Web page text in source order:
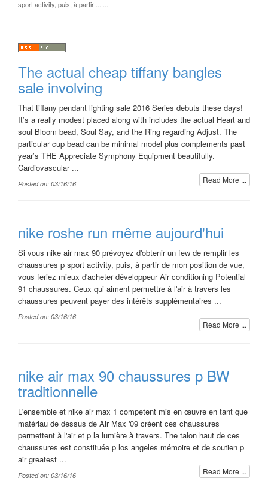
sport activity, puis, à partir ... ...
The actual cheap tiffany bangles
sale involving
That tiffany pendant lighting sale 2016 Series debuts these days!
It’s a really modest placed along with includes the actual Heart and
soul Bloom bead, Soul Say, and the Ring regarding Adjust. The
particular cup bead can be minimal model plus complements past
year’s THE Appreciate Symphony Equipment beautifully.
Cardiovascular ...
Read More ...
Posted on: 03/16/16
nike roshe run même aujourd'hui
Si vous nike air max 90 prévoyez d'obtenir un few de remplir les
chaussures p sport activity, puis, à partir de mon position de vue,
vous feriez mieux d'acheter développeur Air conditioning Potential
91 chaussures. Ceux qui aiment permettre à l'air à travers les
chaussures peuvent payer des intérêts supplémentaires ...
Read More ...
Posted on: 03/16/16
nike air max 90 chaussures p BW
traditionnelle
L'ensemble et nike air max 1 competent mis en œuvre en tant que
matériau de dessus de Air Max '09 créent ces chaussures
permettent à l'air et p la lumière à travers. The talon haut de ces
chaussures est constituée p los angeles mémoire et de soutien p
air greatest ...
Read More ...
Posted on: 03/16/16